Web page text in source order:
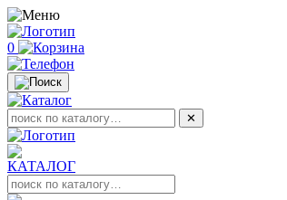
0
✕
КАТАЛОГ